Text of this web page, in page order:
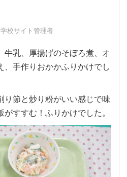
学校サイト管理者
牛乳、厚揚げのそぼろ煮、オ
、手作りおかかふりかけでし
り節と炒り粉がいい感じで味
すすむ！ふりかけでした。